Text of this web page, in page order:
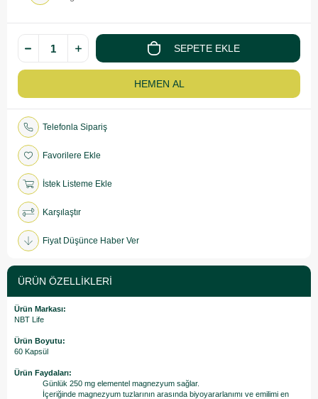
Telefonla Sipariş
Favorilere Ekle
İstek Listeme Ekle
Karşılaştır
Fiyat Düşünce Haber Ver
ÜRÜN ÖZELLIKLERI
Ürün Markası:
NBT Life
Ürün Boyutu:
60 Kapsül
Ürün Faydaları:
Günlük 250 mg elementel magnezyum sağlar.
İçeriğinde magnezyum tuzlarının arasında biyoyararlanımı ve emilimi en